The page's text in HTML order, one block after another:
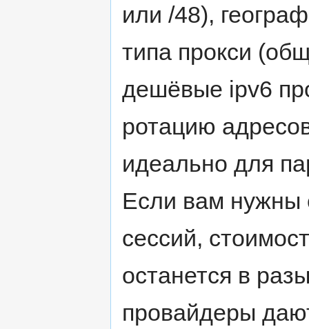
или /48),
типа прокси
дешёвые ipv6
ротацию
идеально для
Если вам нужны
сессий,
останется в
провайдеры